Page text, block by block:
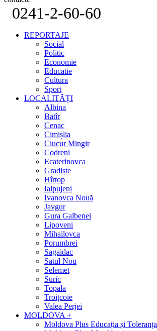
0241-2-60-60
REPORTAJE
Social
Politic
Economie
Educatie
Cultura
Sport
LOCALITĂȚI
Albina
Batîr
Cenac
Cimișlia
Ciucur Mingir
Codreni
Ecaterinovca
Gradiște
Hîrtop
Ialpujeni
Ivanovca Nouă
Javgur
Gura Galbenei
Lipoveni
Mihailovca
Porumbrei
Sagaidac
Satul Nou
Selemet
Suric
Topala
Troițcoie
Valea Perjei
MOLDOVA +
Moldova Plus Educația și Toleranța